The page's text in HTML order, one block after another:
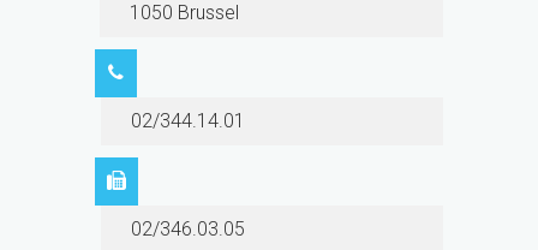
1050 Brussel
02/344.14.01
02/346.03.05